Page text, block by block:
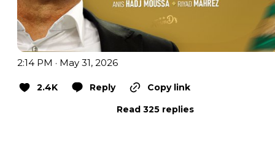
2:14 PM · May 31, 2026
2.4K Reply
Copy link
Read 325 replies